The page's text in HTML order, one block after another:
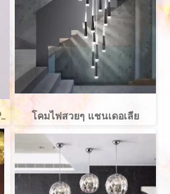
โคมไฟแขวนเพดาน รุ่น POPPIE EVE-00731 ขนาด 30x35 ซม. สำหรับใส่หลอด E27 จำนวน 1 ดวง โคมไฟสวยๆ แชนเดอเลีย